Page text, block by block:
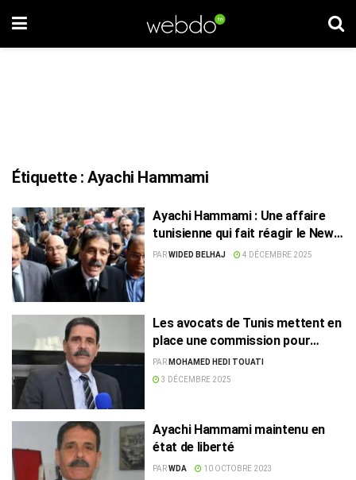
Étiquette :Ayachi Hammami
Ayachi Hammami : Une affaire
tunisienne qui fait réagir le New
York Times
PARWIDED BELHAJ 4 DÉCEMBRE 2025
Les avocats de Tunis mettent en
place une commission pour
défendre Ayachi Hammami
PAR MOHAMED HEDI TOUATI
3 DÉCEMBRE 2025
Ayachi Hammami maintenu en
état de liberté
PARWDA 10 OCTOBRE 2023